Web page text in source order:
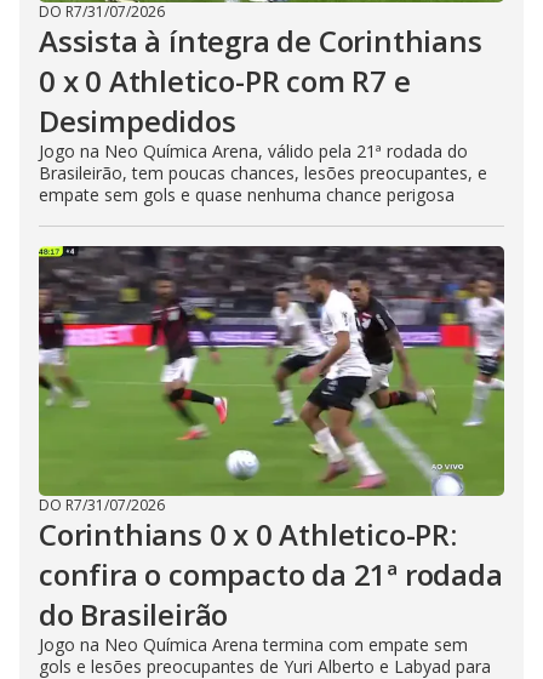
DO R7/31/07/2026
Assista à íntegra de Corinthians
0 x 0 Athletico-PR com R7 e
Desimpedidos
Jogo na Neo Química Arena, válido pela 21ª rodada do
Brasileirão, tem poucas chances, lesões preocupantes, e
empate sem gols e quase nenhuma chance perigosa
DO R7/31/07/2026
Corinthians 0 x 0 Athletico-PR:
confira o compacto da 21ª rodada
do Brasileirão
Jogo na Neo Química Arena termina com empate sem
gols e lesões preocupantes de Yuri Alberto e Labyad para